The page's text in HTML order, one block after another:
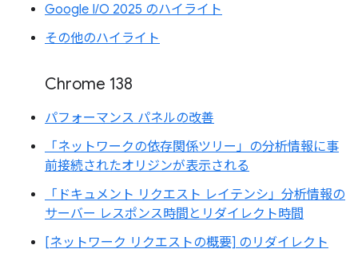
Google I/O 2025 のハイライト
その他のハイライト
Chrome 138
パフォーマンス パネルの改善
「ネットワークの依存関係ツリー」の分析情報に事
前接続されたオリジンが表示される
「ドキュメント リクエスト レイテンシ」分析情報の
サーバー レスポンス時間とリダイレクト時間
[ネットワーク リクエストの概要] のリダイレクト